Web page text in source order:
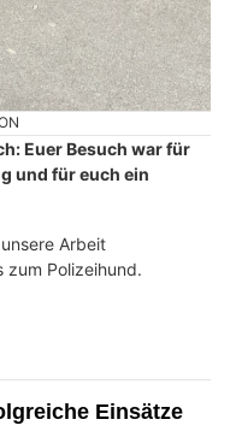
Euer Besuch war für
und für euch ein
Arbeit
zum Polizeihund.
Einsätze